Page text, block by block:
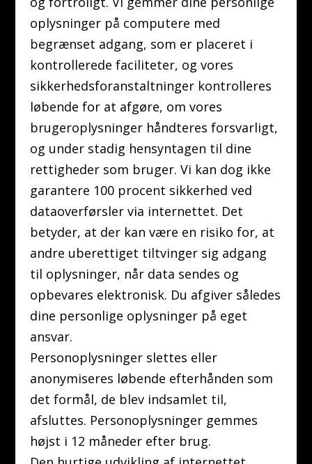
oplysninger på computere med
begrænset adgang, som er placeret i
kontrollerede faciliteter, og vores
sikkerhedsforanstaltninger kontrolleres
løbende for at afgøre, om vores
brugeroplysninger håndteres forsvarligt,
og under stadig hensyntagen til dine
rettigheder som bruger. Vi kan dog ikke
garantere 100 procent sikkerhed ved
dataoverførsler via internettet. Det
betyder, at der kan være en risiko for, at
andre uberettiget tiltvinger sig adgang
til oplysninger, når data sendes og
opbevares elektronisk. Du afgiver således
dine personlige oplysninger på eget
ansvar.
Personoplysninger slettes eller
anonymiseres løbende efterhånden som
det formål, de blev indsamlet til,
afsluttes. Personoplysninger gemmes
højst i 12 måneder efter brug.